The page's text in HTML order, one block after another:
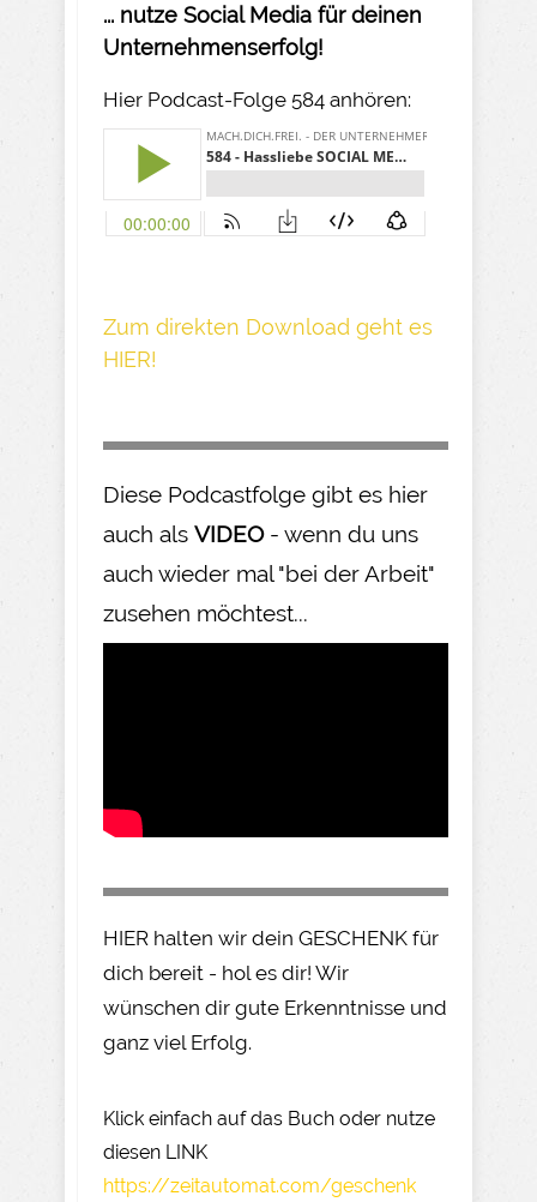
... nutze Social Media für deinen
Unternehmenserfolg!
Hier Podcast-Folge 584 anhören:
Z um direkte n Download geh t es
HIER!
Diese Podcastfolge gibt es hier
auch als VIDEO- wenn du uns
auch wieder mal "bei der Arbeit"
zusehen möchtest...
HIER halten wir dein GESCHENK für
dich bereit - hol es dir! Wir
wünschen dir gute Erkenntnisse und
ganz viel Erfolg.
Klick einfach auf das Buch oder nutze
diesen LINK
https://zeitautomat.com/geschenk